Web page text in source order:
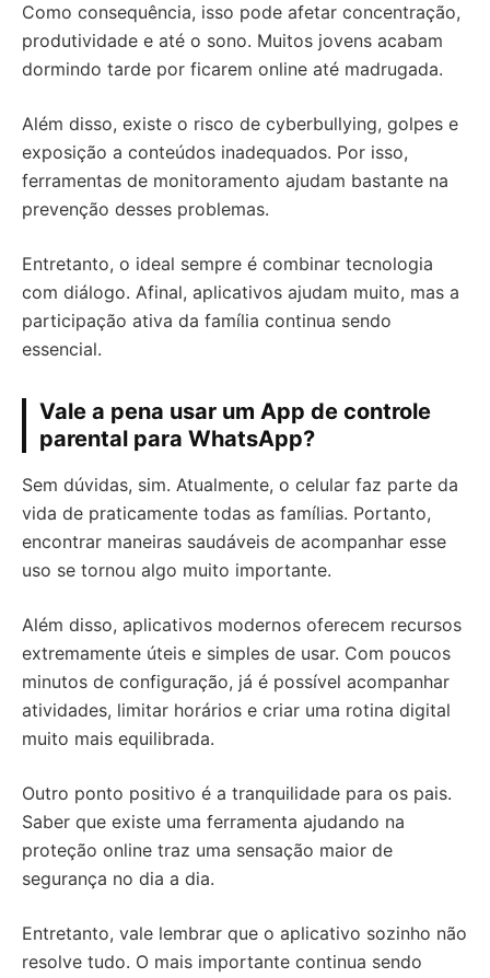
Como consequência, isso pode afetar concentração,
produtividade e até o sono. Muitos jovens acabam
dormindo tarde por ficarem online até madrugada.
Além disso, existe o risco de cyberbullying, golpes e
exposição a conteúdos inadequados. Por isso,
ferramentas de monitoramento ajudam bastante na
prevenção desses problemas.
Entretanto, o ideal sempre é combinar tecnologia
com diálogo. Afinal, aplicativos ajudam muito, mas a
participação ativa da família continua sendo
essencial.
Vale a pena usar um App de controle
parental para WhatsApp?
Sem dúvidas, sim. Atualmente, o celular faz parte da
vida de praticamente todas as famílias. Portanto,
encontrar maneiras saudáveis de acompanhar esse
uso se tornou algo muito importante.
Além disso, aplicativos modernos oferecem recursos
extremamente úteis e simples de usar. Com poucos
minutos de configuração, já é possível acompanhar
atividades, limitar horários e criar uma rotina digital
muito mais equilibrada.
Outro ponto positivo é a tranquilidade para os pais.
Saber que existe uma ferramenta ajudando na
proteção online traz uma sensação maior de
segurança no dia a dia.
Entretanto, vale lembrar que o aplicativo sozinho não
resolve tudo. O mais importante continua sendo